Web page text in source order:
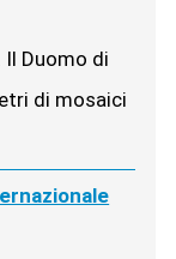
Il Duomo di
di mosaici